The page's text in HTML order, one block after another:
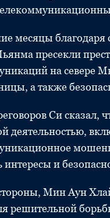
месяцы благодаря
пресекли
на севере
а также
Си сказал,
деятельностью,
и
Мин Аун
решительной